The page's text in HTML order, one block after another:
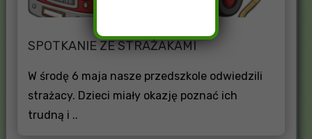
SPOTKANIE ZE STRAŻAKAMI
W środę 6 maja nasze przedszkole odwiedzili
strażacy. Dzieci miały okazję poznać ich
trudną i ..